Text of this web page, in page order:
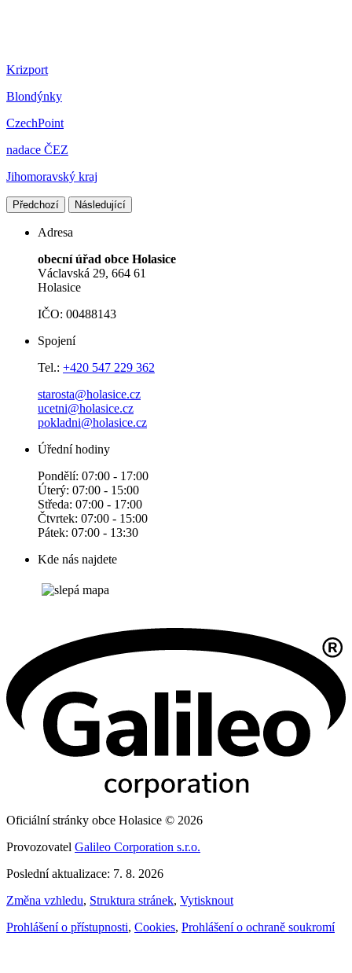
Krizport
Blondýnky
CzechPoint
nadace ČEZ
Jihomoravský kraj
Předchozí Následující
Adresa
obecní úřad obce Holasice
Václavská 29, 664 61
Holasice
IČO: 00488143
Spojení
Tel.: +420 547 229 362
starosta@holasice.cz
ucetni@holasice.cz
pokladni@holasice.cz
Úřední hodiny
Pondělí: 07:00 - 17:00
Úterý: 07:00 - 15:00
Středa: 07:00 - 17:00
Čtvrtek: 07:00 - 15:00
Pátek: 07:00 - 13:30
Kde nás najdete
Oficiální stránky obce Holasice © 2026
Provozovatel Galileo Corporation s.r.o.
Poslední aktualizace: 7. 8. 2026
Změna vzhledu, Struktura stránek, Vytisknout
Prohlášení o přístupnosti, Cookies, Prohlášení o ochraně soukromí